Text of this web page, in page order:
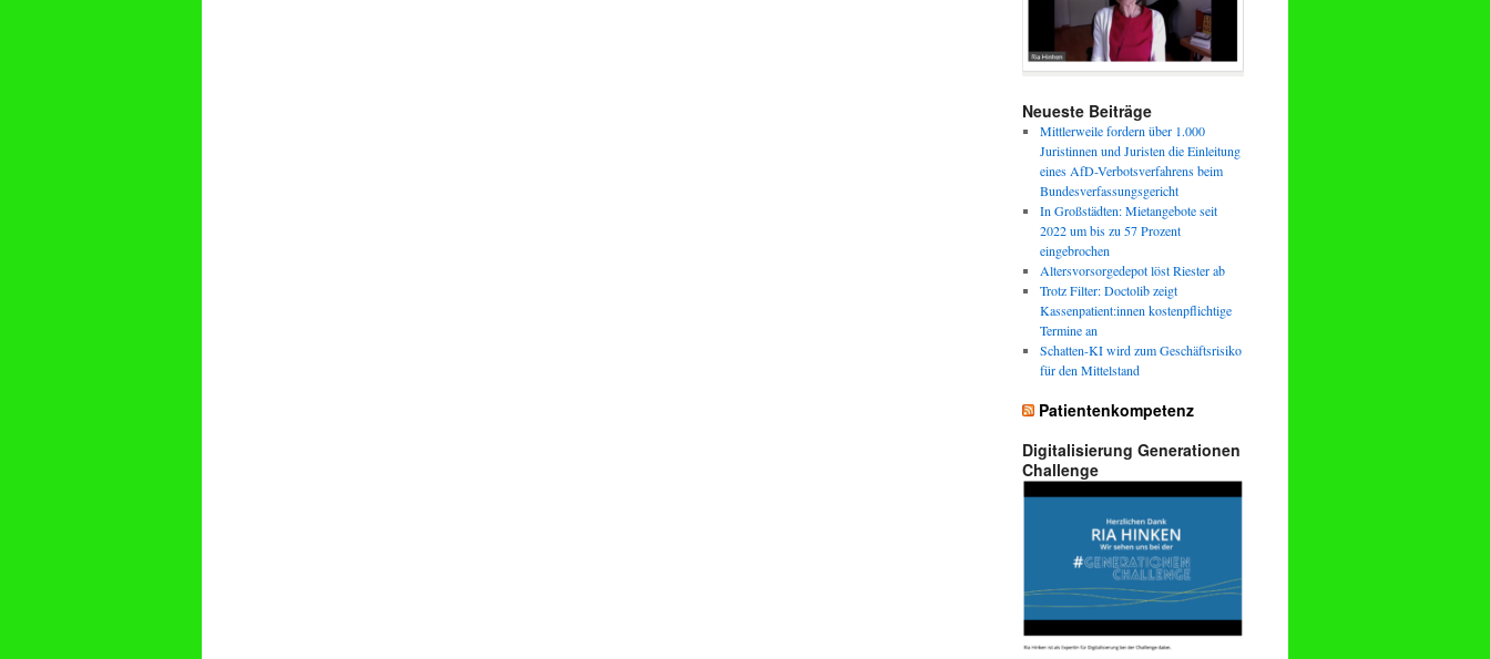
Neueste Beiträge
Mittlerweile fordern über 1.000
Juristinnen und Juristen die Einleitung
eines AfD-Verbotsverfahrens beim
Bundesverfassungsgericht
In Großstädten: Mietangebote seit
2022 um bis zu 57 Prozent
eingebrochen
Altersvorsorgedepot löst Riester ab
Trotz Filter: Doctolib zeigt
Kassenpatient:innen kostenpflichtige
Termine an
Schatten-KI wird zum Geschäftsrisiko
für den Mittelstand
Patientenkompetenz
Digitalisierung Generationen
Challenge